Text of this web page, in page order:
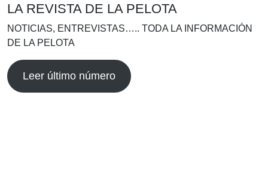
LA REVISTA DE LA PELOTA
NOTICIAS, ENTREVISTAS….. TODA LA INFORMACIÓN
DE LA PELOTA
Leer último número